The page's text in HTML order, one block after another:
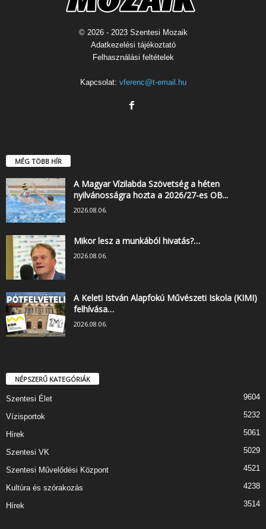
© 2026 - 2023 Szentesi Mozaik
Adatkezelési tájékoztató
Felhasználási feltételek
Kapcsolat: vferenc@t-email.hu
MÉG TÖBB HÍR
A Magyar Vízilabda Szövetség a héten
nyilvánosságra hozta a 2026/27-es OB...
2026.08.06.
Mikor lesz a munkából hivatás?…
2026.08.06.
A Keleti István Alapfokú Művészeti Iskola (KIMI)
felhívása…
2026.08.06.
NÉPSZERŰ KATEGÓRIÁK
Szentesi Élet 9604
Vízisportok 5232
Hírek 5061
Szentesi VK 5029
Szentesi Művelődési Központ 4521
Kultúra és szórakozás 4238
Hírek 3514